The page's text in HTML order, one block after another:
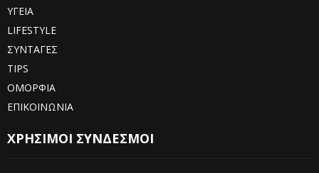
ΥΓΕΙΑ
LIFESTYLE
ΣΥΝΤΑΓΕΣ
TIPS
ΟΜΟΡΦΙΑ
ΕΠΙΚΟΙΝΩΝΙΑ
ΧΡΗΣΙΜΟΙ ΣΥΝΔΕΣΜΟΙ